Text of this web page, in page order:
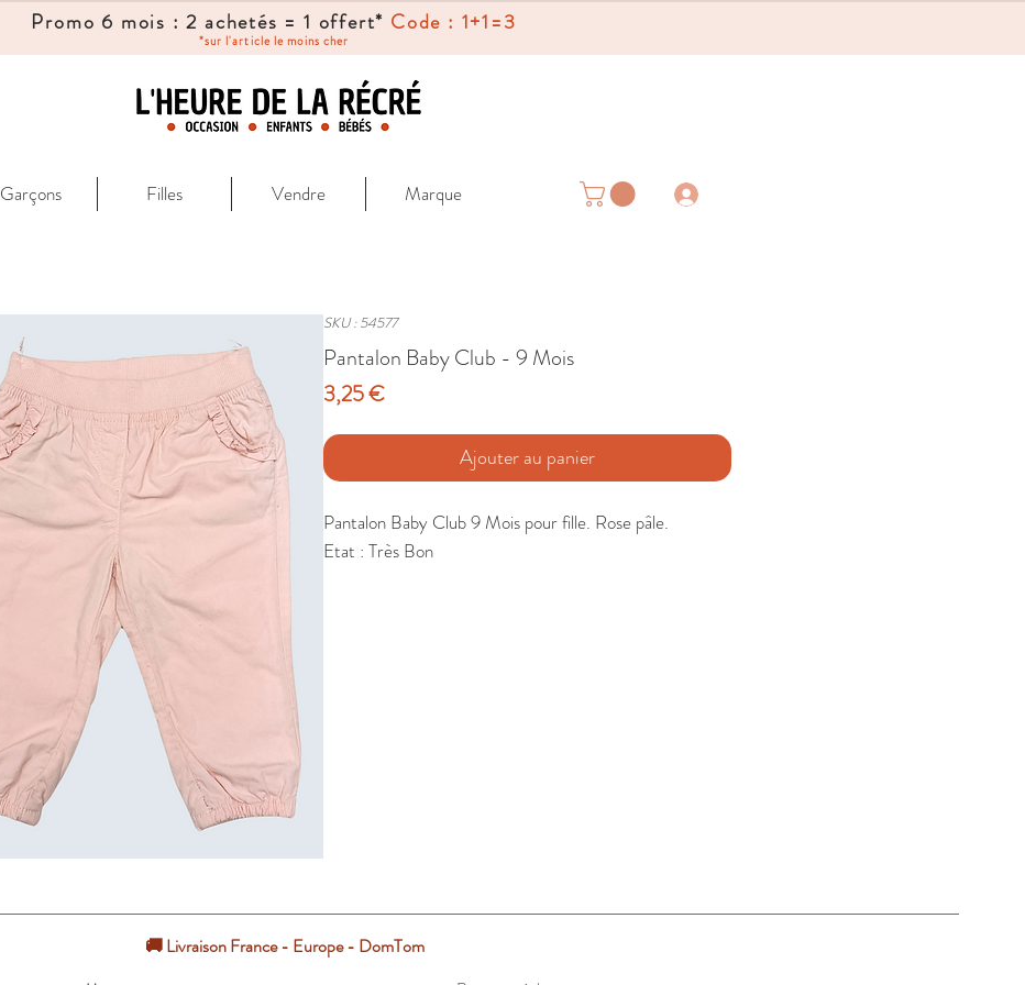
Promo 6 mois : 2 achetés = 1 offert* Code : 1+1=3
*sur l'article le moins cher
Garçons Filles Vendre Marque
SKU : 54577
Pantalon Baby Club - 9 Mois
3,25 €Prix
Ajouter au panier
Pantalon Baby Club 9 Mois pour fille. Rose pâle.
Etat : Très Bon
🚚 Livraison France - Europe - DomTom